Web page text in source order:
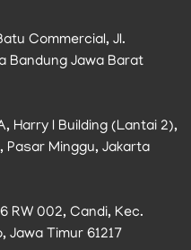
Commercial, Jl.
Bandung Jawa Barat
Harry I Building (Lantai 2),
Pasar Minggu, Jakarta
RW 002, Candi, Kec.
Jawa Timur 61217